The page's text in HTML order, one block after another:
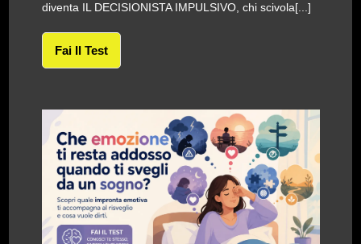
diventa IL DECISIONISTA IMPULSIVO, chi scivola[...]
Fai Il Test